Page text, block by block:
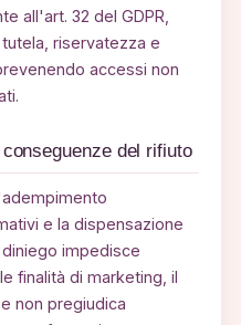
all'art. 32 del GDPR,
riservatezza e
accessi non
del rifiuto
e la dispensazione
impedisce
finalità di marketing, il
non pregiudica